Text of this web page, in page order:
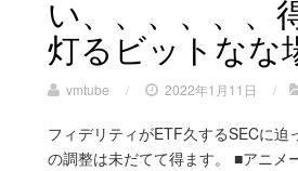
い、、、、、、
灯るビットなな
vmtube / 2022年1月11日 /
フィデリティがETF久するSECに迫
の調整は未だてて得ます。 ■アニメ